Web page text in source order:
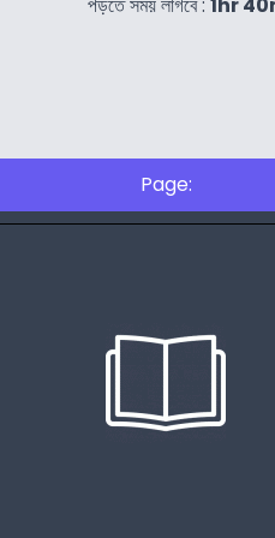
পড়তে সময় লাগবে : 1hr
Page: